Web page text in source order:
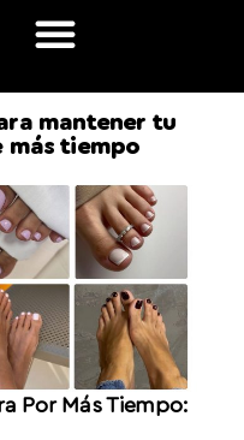
mantener tu
más tiempo
Por Más Tiempo: